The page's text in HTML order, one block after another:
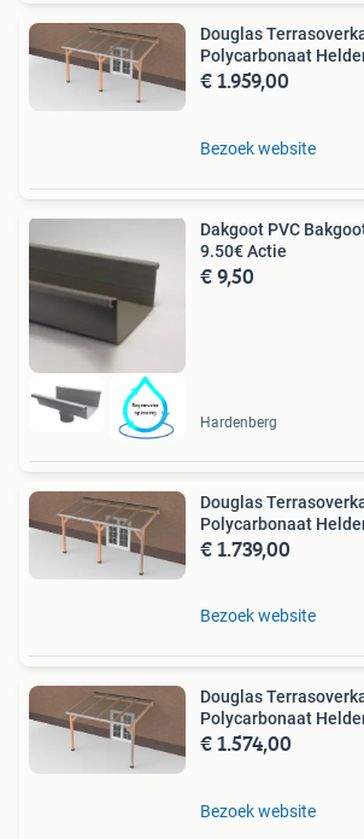
Douglas
Polycarbonaat
€ 1.959,00
Bezoek website
Dakgoot PVC Bakgoot 140 mm grijs
9.50€ Actie
€ 9,50
Hardenberg
Douglas
Polycarbonaat
€ 1.739,00
Bezoek website
Douglas
Polycarbonaat
€ 1.574,00
Bezoek website